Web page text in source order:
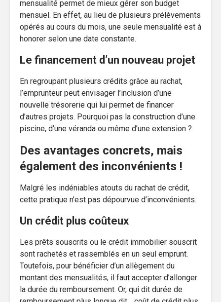
mensualité permet de mieux gérer son budget
mensuel. En effet, au lieu de plusieurs prélèvements
opérés au cours du mois, une seule mensualité est à
honorer selon une date constante.
Le financement d’un nouveau projet
En regroupant plusieurs crédits grâce au rachat,
l’emprunteur peut envisager l’inclusion d’une
nouvelle trésorerie qui lui permet de financer
d’autres projets. Pourquoi pas la construction d’une
piscine, d’une véranda ou même d’une extension ?
Des avantages concrets, mais
également des inconvénients !
Malgré les indéniables atouts du rachat de crédit,
cette pratique n’est pas dépourvue d’inconvénients.
Un crédit plus coûteux
Les prêts souscrits ou le crédit immobilier souscrit
sont rachetés et rassemblés en un seul emprunt.
Toutefois, pour bénéficier d’un allègement du
montant des mensualités, il faut accepter d’allonger
la durée du remboursement. Or, qui dit durée de